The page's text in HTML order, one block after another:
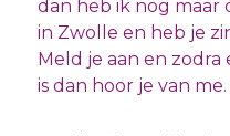
dan heb ik nog maar
in Zwolle en heb je
Meld je aan en
is dan hoor je van me.